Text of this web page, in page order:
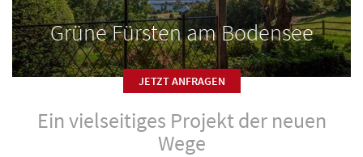
Grüne Fürsten am Bodensee
JETZT ANFRAGEN
Ein vielseitiges Projekt der neuen
Wege